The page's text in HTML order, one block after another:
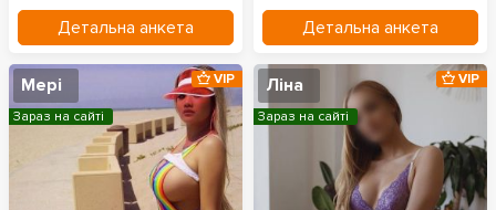
Детальна анкета Детальна анкета
Мері VIP
Зараз на сайті
Ліна VIP
Зараз на сайті